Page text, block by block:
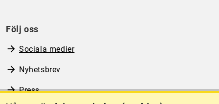
Följ oss
Sociala medier
Nyhetsbrev
Press